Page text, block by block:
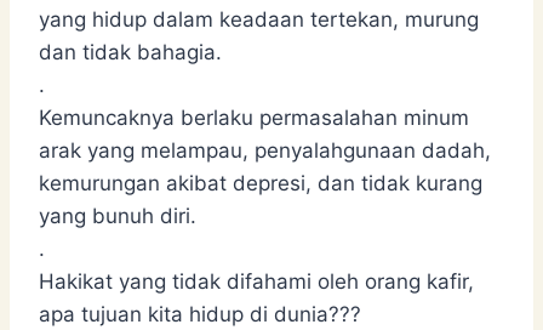
yang hidup dalam keadaan tertekan, murung
dan tidak bahagia.
.
Kemuncaknya berlaku permasalahan minum
arak yang melampau, penyalahgunaan dadah,
kemurungan akibat depresi, dan tidak kurang
yang bunuh diri.
.
Hakikat yang tidak difahami oleh orang kafir,
apa tujuan kita hidup di dunia???